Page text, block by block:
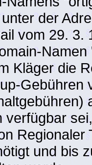
der
vom 29.
Kläger die
Gebühren
verfügbar
Regionaler
und bis